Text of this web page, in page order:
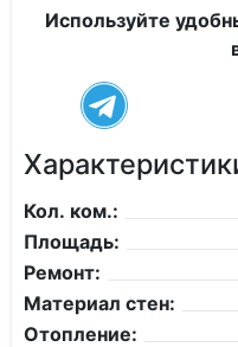
Используйте
Кол. ком.:
Площадь:
Ремонт:
Материал стен:
Отопление: